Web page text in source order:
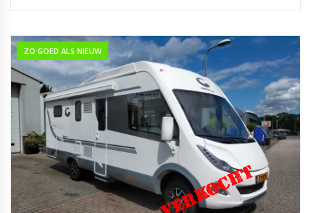
ZO GOED ALS NIEUW